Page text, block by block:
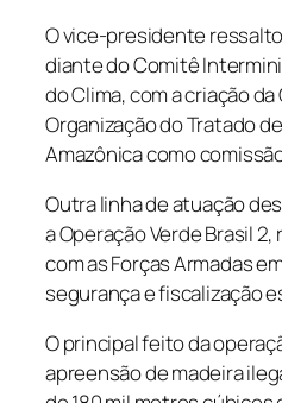
O vice-presidente
diante do Comitê
do Clima, com a criação
Organização do Tratado
Amazônica como
Outra linha de atuação
a Operação Verde Brasil
com as Forças Armadas
segurança e fiscalização
O principal feito da
apreensão de madeira